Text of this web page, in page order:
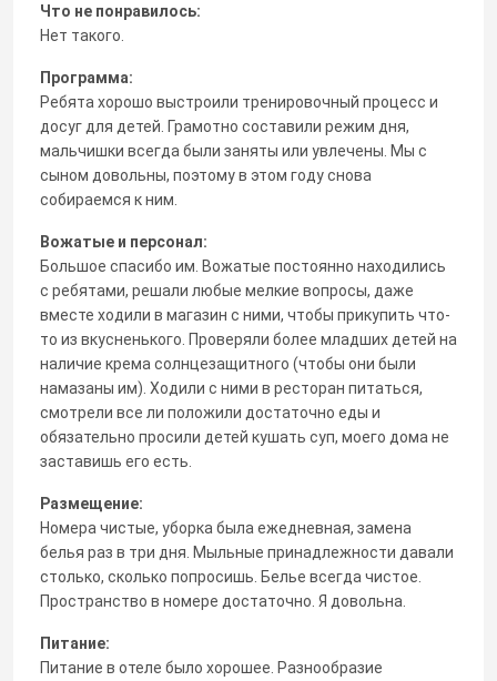
Что не понравилось:
Нет такого.
Программа:
Ребята хорошо выстроили тренировочный процесс и
досуг для детей. Грамотно составили режим дня,
мальчишки всегда были заняты или увлечены. Мы с
сыном довольны, поэтому в этом году снова
собираемся к ним.
Вожатые и персонал:
Большое спасибо им. Вожатые постоянно находились
с ребятами, решали любые мелкие вопросы, даже
вместе ходили в магазин с ними, чтобы прикупить что-
то из вкусненького. Проверяли более младших детей на
наличие крема солнцезащитного (чтобы они были
намазаны им). Ходили с ними в ресторан питаться,
смотрели все ли положили достаточно еды и
обязательно просили детей кушать суп, моего дома не
заставишь его есть.
Размещение:
Номера чистые, уборка была ежедневная, замена
белья раз в три дня. Мыльные принадлежности давали
столько, сколько попросишь. Белье всегда чистое.
Пространство в номере достаточно. Я довольна.
Питание:
Питание в отеле было хорошее. Разнообразие